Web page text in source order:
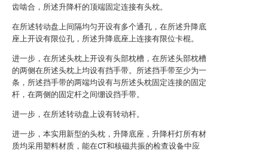
齿啮合，所述升降杆的顶端固定连接有头枕。
在所述转动盘上间隔均匀开设有多个通孔，在所述升降底
座上开设有限位孔，所述升降底座上连接有限位卡棍。
进一步，在所述头枕上开设有头部枕槽，在所述头部枕槽
的两侧在所述头枕上均设有挡手带。所述挡手带至少为一
条，所述挡手带的两端均设有与所述头枕固定连接的固定
杆，在两侧的固定杆之间绷设挡手带。
进一步，在所述转动盘上设有转动杆。
进一步，本实用新型的头枕，升降底座，升降杆灯所有材
质均采用塑料材质，能在CT和核磁共振的检查设备中应